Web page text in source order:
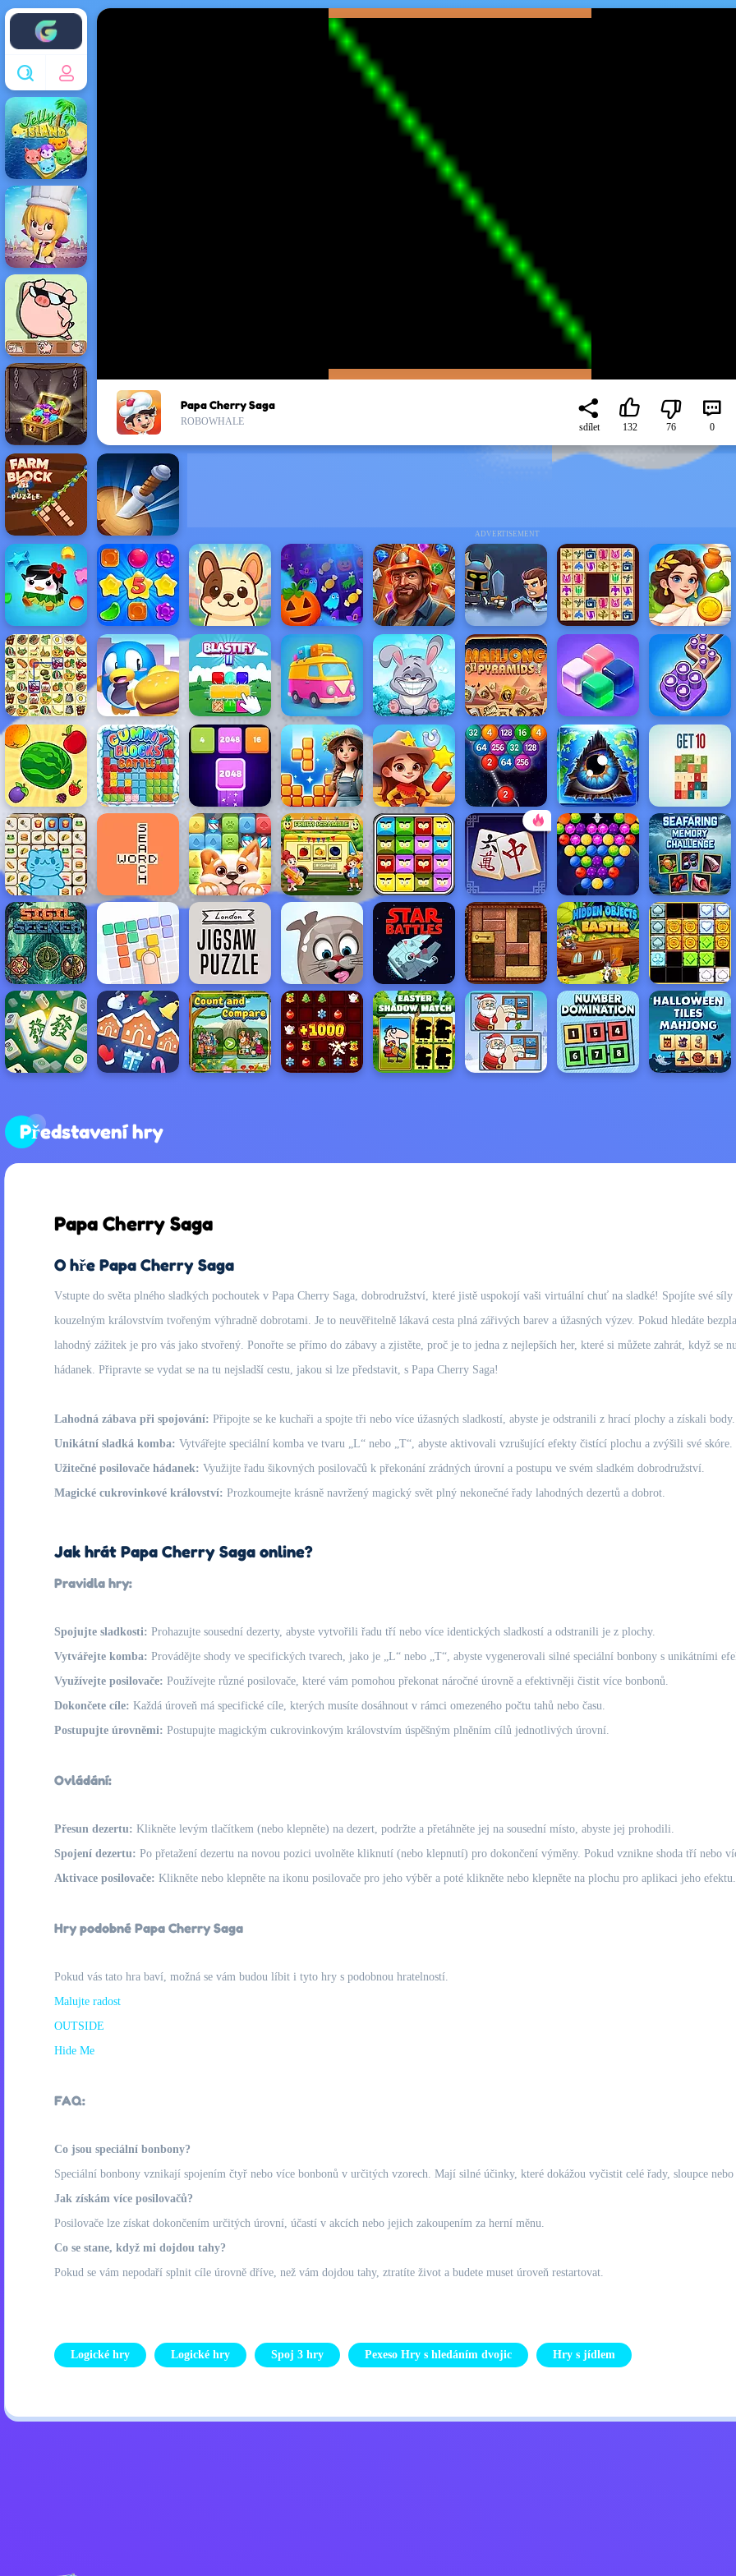
Enjoy4fun
ADVERTISEMENT
Papa Cherry Saga
ROBOWHALE
sdílet 132 76 0
Představení hry
Papa Cherry Saga
O hře Papa Cherry Saga
Vstupte do světa plného sladkých pochoutek v Papa Cherry Saga, dobrodružství, které jistě uspokojí vaši virtuální chuť na sladké! Spojíte své síly
kouzelným královstvím tvořeným výhradně dobrotami. Je to neuvěřitelně lákavá cesta plná zářivých barev a úžasných výzev. Pokud hledáte
lahodný zážitek je pro vás jako stvořený. Ponořte se přímo do zábavy a zjistěte, proč je to jedna z nejlepších her, které si můžete zahrát, když
hádanek. Připravte se vydat se na tu nejsladší cestu, jakou si lze představit, s Papa Cherry Saga!
Lahodná zábava při spojování: Připojte se ke kuchaři a spojte tři nebo více úžasných sladkostí, abyste je odstranili z hrací plochy a získali body.
Unikátní sladká komba: Vytvářejte speciální komba ve tvaru „L“ nebo „T“, abyste aktivovali vzrušující efekty čistící plochu a zvýšili své skóre.
Užitečné posilovače hádanek: Využijte řadu šikovných posilovačů k překonání zrádných úrovní a postupu ve svém sladkém dobrodružství.
Magické cukrovinkové království: Prozkoumejte krásně navržený magický svět plný nekonečné řady lahodných dezertů a dobrot.
Jak hrát Papa Cherry Saga online?
Pravidla hry:
Spojujte sladkosti: Prohazujte sousední dezerty, abyste vytvořili řadu tří nebo více identických sladkostí a odstranili je z plochy.
Vytvářejte komba: Provádějte shody ve specifických tvarech, jako je „L“ nebo „T“, abyste vygenerovali silné speciální bonbony s unikátními
Využívejte posilovače: Používejte různé posilovače, které vám pomohou překonat náročné úrovně a efektivněji čistit více bonbonů.
Dokončete cíle: Každá úroveň má specifické cíle, kterých musíte dosáhnout v rámci omezeného počtu tahů nebo času.
Postupujte úrovněmi: Postupujte magickým cukrovinkovým královstvím úspěšným plněním cílů jednotlivých úrovní.
Ovládání:
Přesun dezertu: Klikněte levým tlačítkem (nebo klepněte) na dezert, podržte a přetáhněte jej na sousední místo, abyste jej prohodili.
Spojení dezertu: Po přetažení dezertu na novou pozici uvolněte kliknutí (nebo klepnutí) pro dokončení výměny. Pokud vznikne shoda tří nebo
Aktivace posilovače: Klikněte nebo klepněte na ikonu posilovače pro jeho výběr a poté klikněte nebo klepněte na plochu pro aplikaci jeho efektu.
Hry podobné Papa Cherry Saga
Pokud vás tato hra baví, možná se vám budou líbit i tyto hry s podobnou hratelností.
Malujte radost
OUTSIDE
Hide Me
FAQ:
Co jsou speciální bonbony?
Speciální bonbony vznikají spojením čtyř nebo více bonbonů v určitých vzorech. Mají silné účinky, které dokážou vyčistit celé řady, sloupce
Jak získám více posilovačů?
Posilovače lze získat dokončením určitých úrovní, účastí v akcích nebo jejich zakoupením za herní měnu.
Co se stane, když mi dojdou tahy?
Pokud se vám nepodaří splnit cíle úrovně dříve, než vám dojdou tahy, ztratíte život a budete muset úroveň restartovat.
Logické hry Logické hry Spoj 3 hry Pexeso Hry s hledáním dvojic Hry s jídlem